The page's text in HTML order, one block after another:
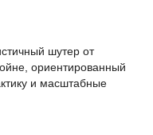
шутер от
ориентированный
и масштабные